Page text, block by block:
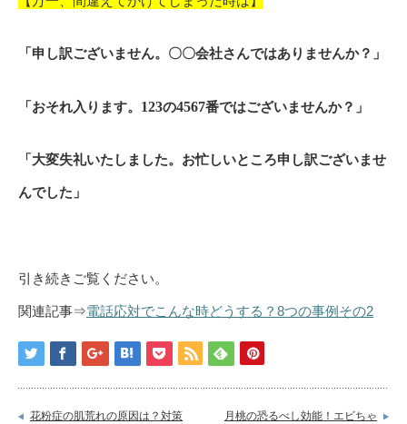
「申し訳ございません。〇〇会社さんではありませんか？」
「おそれ入ります。 123の4567番ではございませんか？」
「大変失礼いたしました。お忙しいところ申し訳ございませ
んでした」
引き続きご覧ください。
関連記事⇒電話応対でこんな時どうする？8つの事例その2
花粉症の肌荒れの原因は？対策
月桃の恐るべし効能！エビちゃ